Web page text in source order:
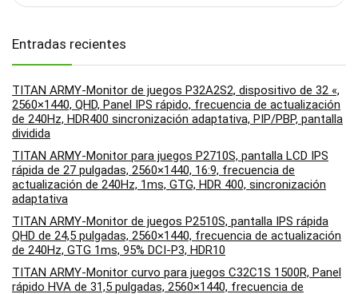
Entradas recientes
TITAN ARMY-Monitor de juegos P32A2S2, dispositivo de 32 «,
2560×1440, QHD, Panel IPS rápido, frecuencia de actualización
de 240Hz, HDR400 sincronización adaptativa, PIP/PBP, pantalla
dividida
TITAN ARMY-Monitor para juegos P2710S, pantalla LCD IPS
rápida de 27 pulgadas, 2560×1440, 16:9, frecuencia de
actualización de 240Hz, 1ms, GTG, HDR 400, sincronización
adaptativa
TITAN ARMY-Monitor de juegos P2510S, pantalla IPS rápida
QHD de 24,5 pulgadas, 2560×1440, frecuencia de actualización
de 240Hz, GTG 1ms, 95% DCI-P3, HDR10
TITAN ARMY-Monitor curvo para juegos C32C1S 1500R, Panel
rápido HVA de 31,5 pulgadas, 2560×1440, frecuencia de